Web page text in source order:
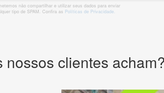
não compartilhar e utilizar seus dados para enviar
tipo de SPAM. Confira as Políticas de Privacidade.
nossos clientes